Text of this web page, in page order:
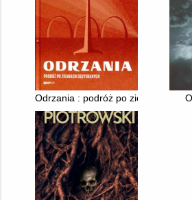
Odrzania : podróż po ziemiach